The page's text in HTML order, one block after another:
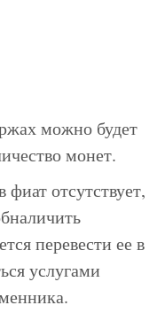
можно будет
монет.
отсутствует,
перевести ее в
услугами